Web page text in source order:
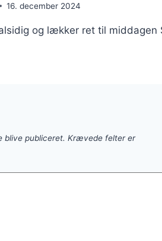
16. december 2024
og lækker ret til
blive publiceret. Krævede felter er